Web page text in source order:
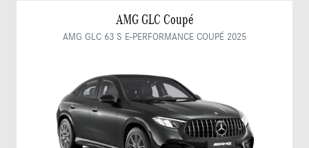
AMG GLC Coupé
AMG GLC 63 S E-PERFORMANCE COUPÉ 2025